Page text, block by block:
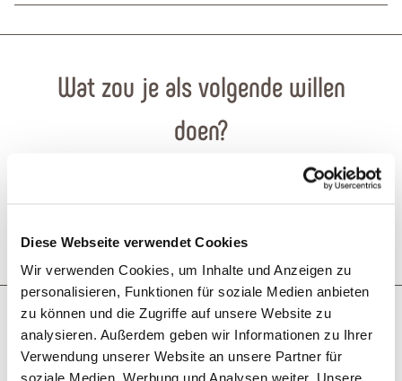
Diese Webseite verwendet Cookies
Wir verwenden Cookies, um Inhalte und Anzeigen zu
personalisieren, Funktionen für soziale Medien anbieten
zu können und die Zugriffe auf unsere Website zu
analysieren. Außerdem geben wir Informationen zu Ihrer
Verwendung unserer Website an unsere Partner für
soziale Medien, Werbung und Analysen weiter. Unsere
Wat zou je als volgende willen
doen?
Reis plannen PDF creëren
Misschien bent u ook geïnteresseerd in